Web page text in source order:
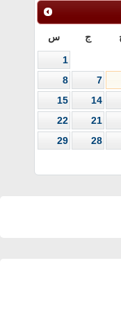
ج س
1
7
8
14
15
21
22
28
29